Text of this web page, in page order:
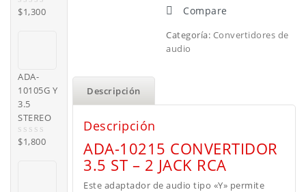
Compare
Categoría: Convertidores de
audio
Descripción
Descripción
ADA-10215 CONVERTIDOR
3.5 ST – 2 JACK RCA
Este adaptador de audio tipo «Y» permite
0
$1,300
ADA-
10105G Y
3.5
STEREO
0
$1,800